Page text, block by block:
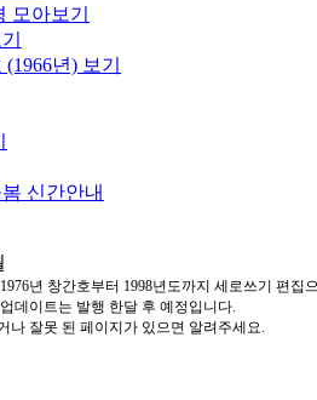
모아보기
년) 보기
신간안내
1976년 창간호부터 1998년도까지 세로쓰기 편집
데이트는 발행 한달 후 예정입니다.
나 잘못 된 페이지가 있으면 알려주세요.